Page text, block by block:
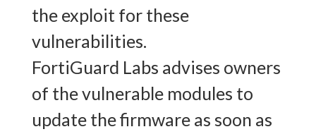
the exploit for these
vulnerabilities.
FortiGuard Labs advises owners
of the vulnerable modules to
update the firmware as soon as